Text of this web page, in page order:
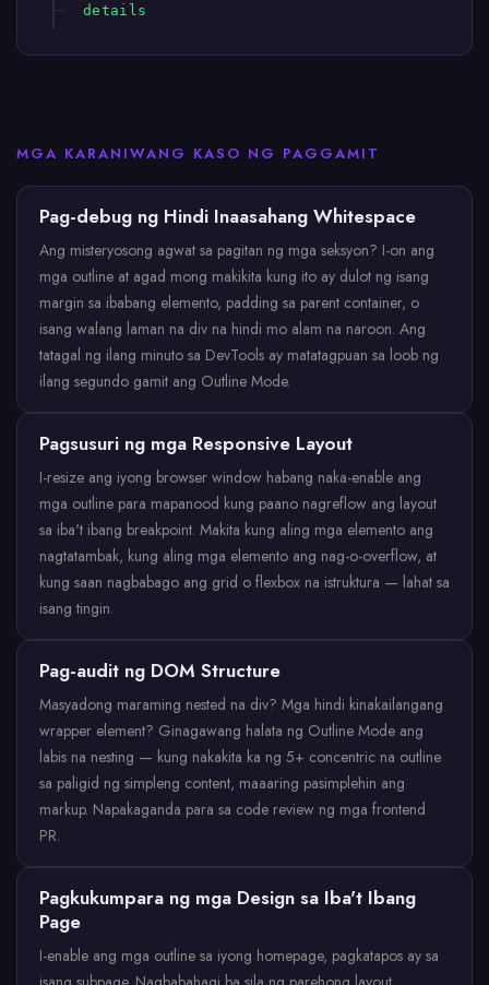
details
MGA KARANIWANG KASO NG PAGGAMIT
Pag-debug ng Hindi Inaasahang Whitespace
Ang misteryosong agwat sa pagitan ng mga seksyon? I-on ang
mga outline at agad mong makikita kung ito ay dulot ng isang
margin sa ibabang elemento, padding sa parent container, o
isang walang laman na div na hindi mo alam na naroon. Ang
tatagal ng ilang minuto sa DevTools ay matatagpuan sa loob ng
ilang segundo gamit ang Outline Mode.
Pagsusuri ng mga Responsive Layout
I-resize ang iyong browser window habang naka-enable ang
mga outline para mapanood kung paano nagreflow ang layout
sa iba't ibang breakpoint. Makita kung aling mga elemento ang
nagtatambak, kung aling mga elemento ang nag-o-overflow, at
kung saan nagbabago ang grid o flexbox na istruktura — lahat sa
isang tingin.
Pag-audit ng DOM Structure
Masyadong maraming nested na div? Mga hindi kinakailangang
wrapper element? Ginagawang halata ng Outline Mode ang
labis na nesting — kung nakakita ka ng 5+ concentric na outline
sa paligid ng simpleng content, maaaring pasimplehin ang
markup. Napakaganda para sa code review ng mga frontend
PR.
Pagkukumpara ng mga Design sa Iba't Ibang
Page
I-enable ang mga outline sa iyong homepage, pagkatapos ay sa